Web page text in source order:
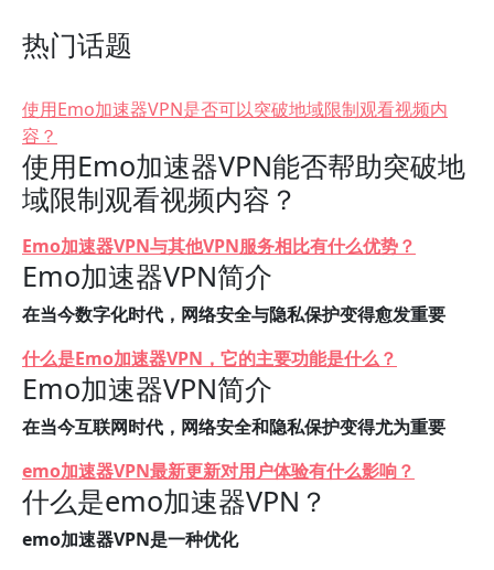
热门话题
使用Emo加速器VPN是否可以突破地域限制观看视频内
容？
使用Emo加速器VPN能否帮助突破地
域限制观看视频内容？
Emo加速器VPN与其他VPN服务相比有什么优势？
Emo加速器VPN简介
在当今数字化时代，网络安全与隐私保护变得愈发重要
什么是Emo加速器VPN，它的主要功能是什么？
Emo加速器VPN简介
在当今互联网时代，网络安全和隐私保护变得尤为重要
emo加速器VPN最新更新对用户体验有什么影响？
什么是emo加速器VPN？
emo加速器VPN是一种优化